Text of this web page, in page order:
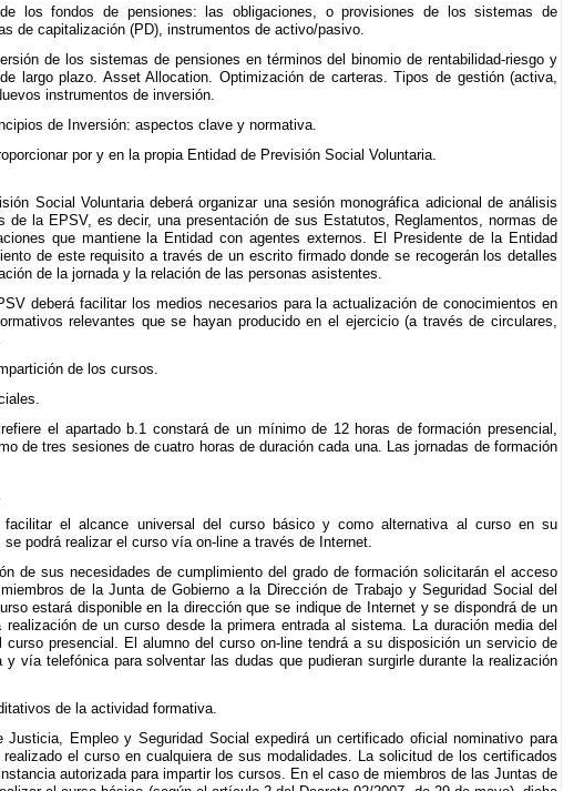
los fondos de pensiones: las obligaciones, o provisiones de los sistemas de
de capitalización (PD), instrumentos de activo/pasivo.
de los sistemas de pensiones en términos del binomio de rentabilidad-riesgo y
largo plazo. Asset Allocation. Optimización de carteras. Tipos de gestión (activa,
instrumentos de inversión.
de Inversión: aspectos clave y normativa.
por y en la propia Entidad de Previsión Social Voluntaria.
Social Voluntaria deberá organizar una sesión monográfica adicional de análisis
de la EPSV, es decir, una presentación de sus Estatutos, Reglamentos, normas de
que mantiene la Entidad con agentes externos. El Presidente de la Entidad
de este requisito a través de un escrito firmado donde se recogerán los detalles
de la jornada y la relación de las personas asistentes.
deberá facilitar los medios necesarios para la actualización de conocimientos en
relevantes que se hayan producido en el ejercicio (a través de circulares,
de los cursos.
el apartado b.1 constará de un mínimo de 12 horas de formación presencial,
de tres sesiones de cuatro horas de duración cada una. Las jornadas de formación
el alcance universal del curso básico y como alternativa al curso en su
podrá realizar el curso vía on-line a través de Internet.
de sus necesidades de cumplimiento del grado de formación solicitarán el acceso
de la Junta de Gobierno a la Dirección de Trabajo y Seguridad Social del
estará disponible en la dirección que se indique de Internet y se dispondrá de un
realización de un curso desde la primera entrada al sistema. La duración media del
curso presencial. El alumno del curso on-line tendrá a su disposición un servicio de
vía telefónica para solventar las dudas que pudieran surgirle durante la realización
de la actividad formativa.
Justicia, Empleo y Seguridad Social expedirá un certificado oficial nominativo para
el curso en cualquiera de sus modalidades. La solicitud de los certificados
autorizada para impartir los cursos. En el caso de miembros de las Juntas de